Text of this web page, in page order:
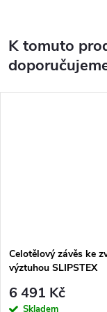
K tomuto
Celotělový závěs ke
výztuhou SLIPSTEX
6 491 Kč
Skladem